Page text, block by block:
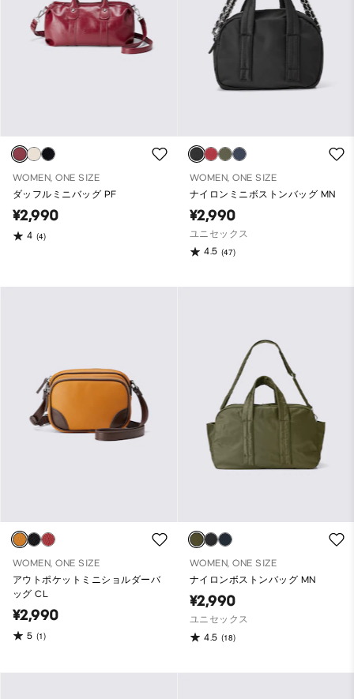
WOMEN, ONE SIZE
ダッフルミニバッグ PF
¥2,990
4 (4)
WOMEN, ONE SIZE
ナイロンミニボストンバッグ MN
¥2,990
ユニセックス
4.5 (47)
WOMEN, ONE SIZE
アウトポケットミニショルダーバ
ッグ CL
¥2,990
5 (1)
WOMEN, ONE SIZE
ナイロンボストンバッグ MN
¥2,990
ユニセックス
4.5 (18)